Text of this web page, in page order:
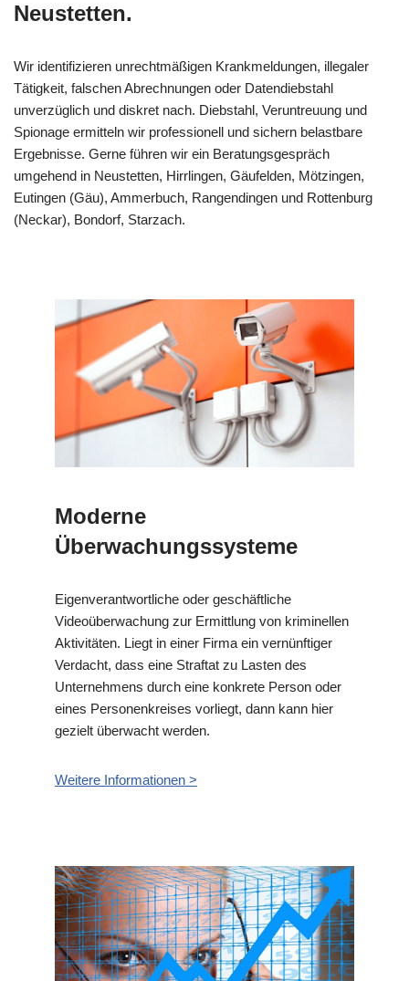
Neustetten.
Wir identifizieren unrechtmäßigen Krankmeldungen, illegaler
Tätigkeit, falschen Abrechnungen oder Datendiebstahl
unverzüglich und diskret nach. Diebstahl, Veruntreuung und
Spionage ermitteln wir professionell und sichern belastbare
Ergebnisse. Gerne führen wir ein Beratungsgespräch
umgehend in Neustetten, Hirrlingen, Gäufelden, Mötzingen,
Eutingen (Gäu), Ammerbuch, Rangendingen und Rottenburg
(Neckar), Bondorf, Starzach.
Moderne
Überwachungssysteme
Eigenverantwortliche oder geschäftliche
Videoüberwachung zur Ermittlung von kriminellen
Aktivitäten. Liegt in einer Firma ein vernünftiger
Verdacht, dass eine Straftat zu Lasten des
Unternehmens durch eine konkrete Person oder
eines Personenkreises vorliegt, dann kann hier
gezielt überwacht werden.
Weitere Informationen >